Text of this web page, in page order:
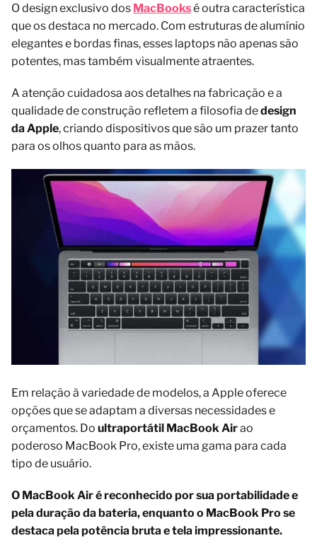
O design exclusivo dos MacBooksé outra característica
que os destaca no mercado. Com estruturas de alumínio
elegantes e bordas finas, esses laptops não apenas são
potentes, mas também visualmente atraentes.
A atenção cuidadosa aos detalhes na fabricação e a
qualidade de construção refletem a filosofia dedesign
da Apple, criando dispositivos que são um prazer tanto
para os olhos quanto para as mãos.
Em relação à variedade de modelos, a Apple oferece
opções que se adaptam a diversas necessidades e
orçamentos. Do ultraportátil MacBook Airao
poderoso MacBook Pro, existe uma gama para cada
tipo de usuário.
O MacBook Air é reconhecido por sua portabilidade e
pela duração da bateria, enquanto o MacBook Pro se
destaca pela potência bruta e tela impressionante.